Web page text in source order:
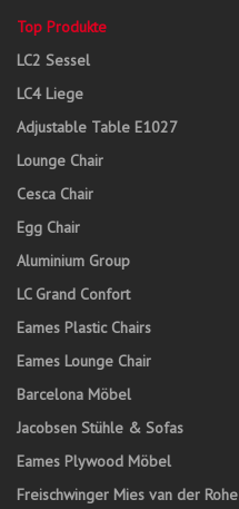
Top Produkte
LC2 Sessel
LC4 Liege
Adjustable Table E1027
Lounge Chair
Cesca Chair
Egg Chair
Aluminium Group
LC Grand Confort
Eames Plastic Chairs
Eames Lounge Chair
Barcelona Möbel
Jacobsen Stühle & Sofas
Eames Plywood Möbel
Freischwinger Mies van der Rohe